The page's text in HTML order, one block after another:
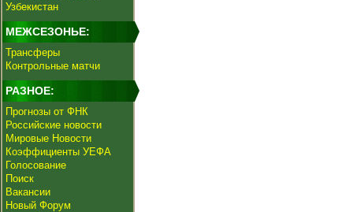
Узбекистан
МЕЖСЕЗОНЬЕ:
Трансферы
Контрольные матчи
РАЗНОЕ:
Прогнозы от ФНК
Российские новости
Мировые Новости
Коэффициенты УЕФА
Голосование
Поиск
Вакансии
Новый Форум